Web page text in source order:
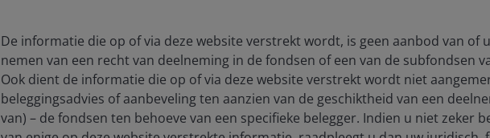
De informatie die op of via deze website verstrekt wordt, is geen aanbod van of
nemen van een recht van deelneming in de fondsen of een van de subfondsen
Ook dient de informatie die op of via deze website verstrekt wordt niet
beleggingsadvies of aanbeveling ten aanzien van de geschiktheid van een
van) – de fondsen ten behoeve van een specifieke belegger. Indien u niet zeker